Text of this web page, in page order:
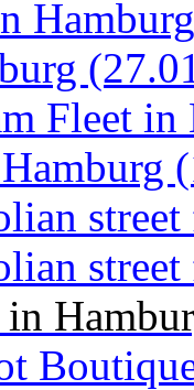
Fleet
in